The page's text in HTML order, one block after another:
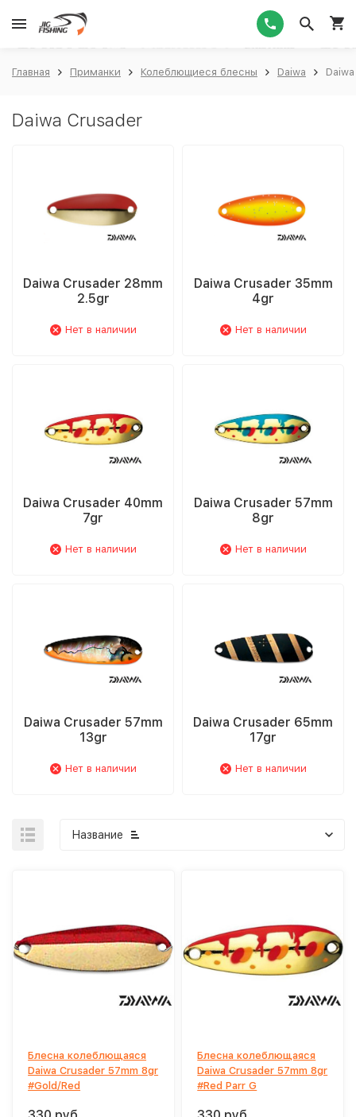
Главная Приманки Колеблющиеся блесны Daiwa
Daiwa Crusader
Daiwa Crusader 28mm
2.5gr
Нет в наличии
Daiwa Crusader 35mm
4gr
Нет в наличии
Daiwa Crusader 40mm
7gr
Нет в наличии
Daiwa Crusader 57mm
8gr
Нет в наличии
Daiwa Crusader 57mm
13gr
Нет в наличии
Daiwa Crusader 65mm
17gr
Нет в наличии
Название
Блесна колеблющаяся
Daiwa Crusader 57mm 8gr
#Gold/Red
Блесна колеблющаяся
Daiwa Crusader 57mm 8gr
#Red Parr G